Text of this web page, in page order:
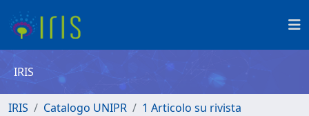
IRIS
IRIS Catalogo UNIPR
1 Articolo su rivista